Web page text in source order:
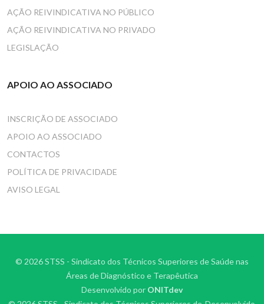
AÇÃO REIVINDICATIVA NO PÚBLICO
AÇÃO REIVINDICATIVA NO PRIVADO
LEGISLAÇÃO
APOIO AO ASSOCIADO
INSCRIÇÃO DE ASSOCIADO
APOIO AO ASSOCIADO
CONTACTOS
POLÍTICA DE PRIVACIDADE
AVISO LEGAL
© 2026 STSS - Sindicato dos Técnicos Superiores de Saúde nas
Áreas de Diagnóstico e Terapêutica
Desenvolvido por ONITdev